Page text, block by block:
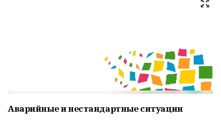
Аварийные и нестандартные ситуации